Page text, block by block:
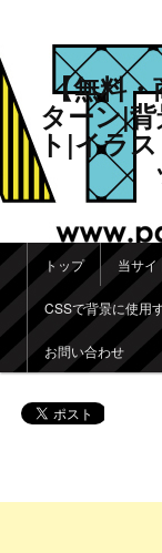
【無料
ターン|
ト|イラ
メインメニュー
メインコンテン
サブコンテンツ
トップ 当サイ
CSSで背景に使用
お問い合わせ